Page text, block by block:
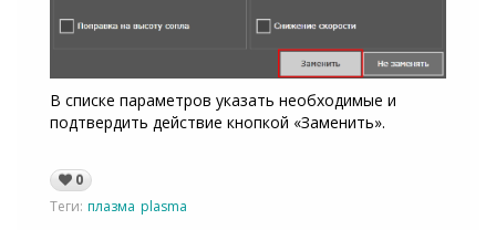
В списке параметров указать необходимые и
подтвердить действие кнопкой «Заменить».
0
Теги: плазма plasma